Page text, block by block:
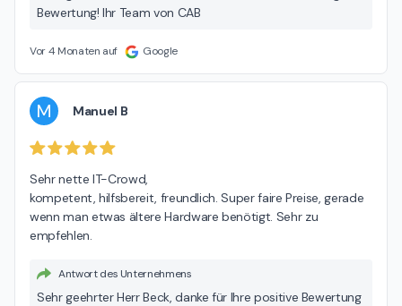
Bewertung! Ihr Team von CAB
Vor 4 Monaten auf Google
M Manuel B
Sehr nette IT-Crowd,
kompetent, hilfsbereit, freundlich. Super faire Preise, gerade
wenn man etwas ältere Hardware benötigt. Sehr zu
empfehlen.
Antwort des Unternehmens
Sehr geehrter Herr Beck, danke für Ihre positive Bewertung